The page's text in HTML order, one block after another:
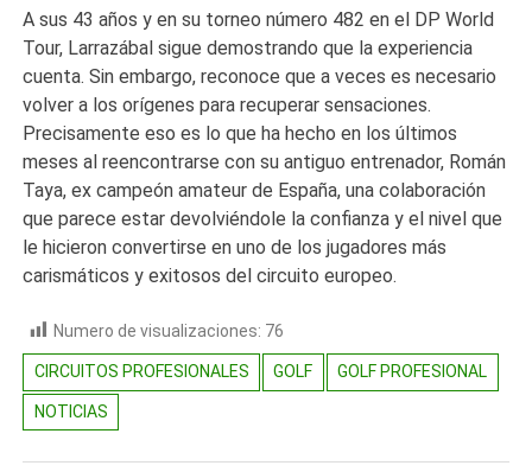
A sus 43 años y en su torneo número 482 en el DP World
Tour, Larrazábal sigue demostrando que la experiencia
cuenta. Sin embargo, reconoce que a veces es necesario
volver a los orígenes para recuperar sensaciones.
Precisamente eso es lo que ha hecho en los últimos
meses al reencontrarse con su antiguo entrenador, Román
Taya, ex campeón amateur de España, una colaboración
que parece estar devolviéndole la confianza y el nivel que
le hicieron convertirse en uno de los jugadores más
carismáticos y exitosos del circuito europeo.
Numero de visualizaciones: 76
CIRCUITOS PROFESIONALES GOLF GOLF PROFESIONAL
NOTICIAS